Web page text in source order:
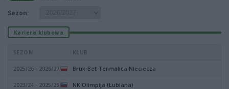
Sezon:
Kariera klubowa
SEZON KLUB
2025/26 - 2026/27 Bruk-Bet Termalica Nieciecza
2023/24 - 2025/26 NK Olimpija (Lublana)